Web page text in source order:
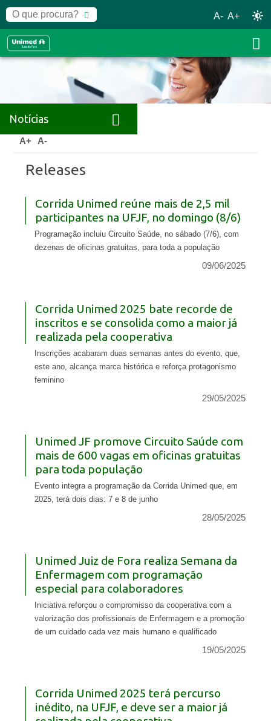
A- A+
Notícias
Home Notícias
A+ A-
Releases
Corrida Unimed reúne mais de 2,5 mil
participantes na UFJF, no domingo (8/6)
Programação incluiu Circuito Saúde, no sábado (7/6), com
dezenas de oficinas gratuitas, para toda a população
09/06/2025
Corrida Unimed 2025 bate recorde de
inscritos e se consolida como a maior já
realizada pela cooperativa
Inscrições acabaram duas semanas antes do evento, que,
este ano, alcança marca histórica e reforça protagonismo
feminino
29/05/2025
Unimed JF promove Circuito Saúde com
mais de 600 vagas em oficinas gratuitas
para toda população
Evento integra a programação da Corrida Unimed que, em
2025, terá dois dias: 7 e 8 de junho
28/05/2025
Unimed Juiz de Fora realiza Semana da
Enfermagem com programação
especial para colaboradores
Iniciativa reforçou o compromisso da cooperativa com a
valorização dos profissionais de Enfermagem e a promoção
de um cuidado cada vez mais humano e qualificado
19/05/2025
Corrida Unimed 2025 terá percurso
inédito, na UFJF, e deve ser a maior já